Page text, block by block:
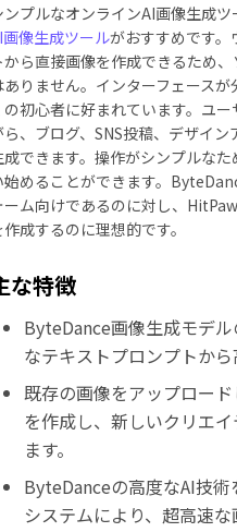
プルなオンラインAI画像生成ツ
像生成ツールがおすすめです。
から直接画像を作成できるため
ありません。インターフェース
の初心者に好まれています。ユ
、ブログ、SNS投稿、デザイ
成できます。操作がシンプルな
始めることができます。
ーム向けであるのに対し、
成するのに理想的です。
な特徴
ByteDance画像生成モデ
なテキストプロンプトから
既存の画像をアップロー
を作成し、新しいクリエ
ます。
ByteDanceの高度なAI技
システムにより、超高速な